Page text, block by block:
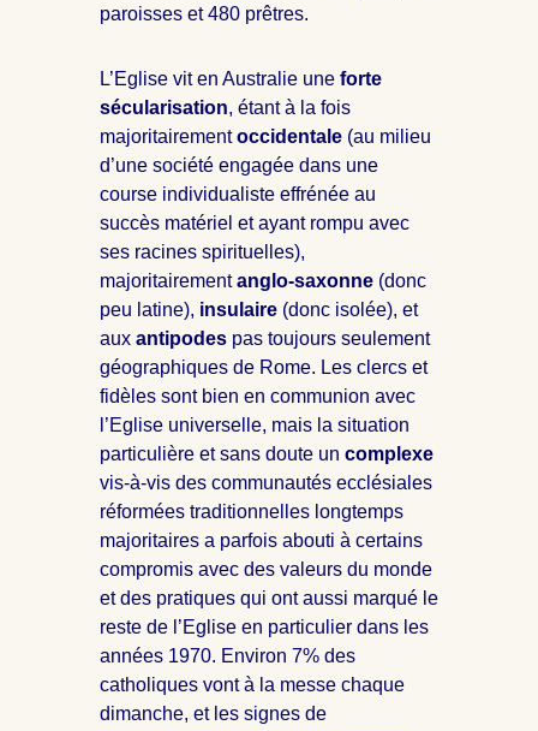
paroisses et 480 prêtres.
L’Eglise vit en Australie une forte
sécularisation, étant à la fois
majoritairementoccidentale (au milieu
d’une société engagée dans une
course individualiste effrénée au
succès matériel et ayant rompu avec
ses racines spirituelles),
majoritairementanglo-saxonne (donc
peu latine), insulaire (donc isolée), et
aux antipodes pas toujours seulement
géographiques de Rome. Les clercs et
fidèles sont bien en communion avec
l’Eglise universelle, mais la situation
particulière et sans doute un complexe
vis-à-vis des communautés ecclésiales
réformées traditionnelles longtemps
majoritaires a parfois abouti à certains
compromis avec des valeurs du monde
et des pratiques qui ont aussi marqué le
reste de l’Eglise en particulier dans les
années 1970. Environ 7% des
catholiques vont à la messe chaque
dimanche, et les signes de